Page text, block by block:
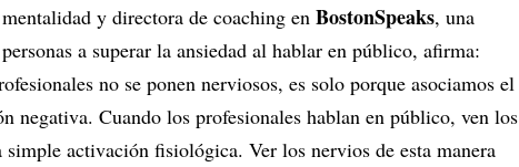
y directora de coaching en BostonSpeaks, una
a superar la ansiedad al hablar en público, afirma:
no se ponen nerviosos, es solo porque asociamos el
negativa. Cuando los profesionales hablan en público, ven los
activación fisiológica. Ver los nervios de esta manera